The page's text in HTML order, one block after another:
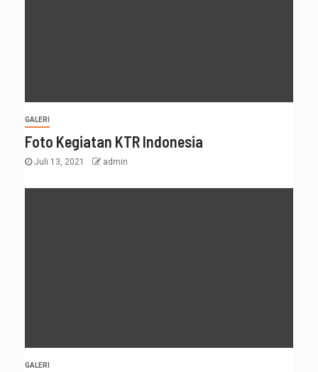
GALERI
Foto Kegiatan KTR Indonesia
Juli 13, 2021 admin
GALERI